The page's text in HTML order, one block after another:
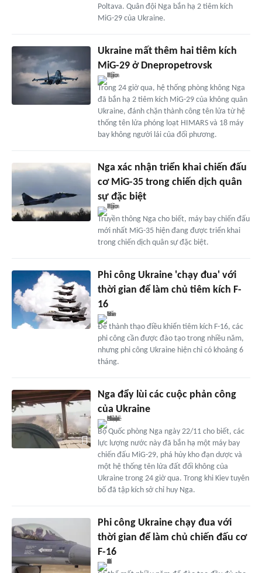
Poltava. Quân đội Nga bắn hạ 2 tiêm kích
MiG-29 của Ukraine.
Ukraine mất thêm hai tiêm kích
MiG-29 ở Dnepropetrovsk
Trong 24 giờ qua, hệ thống phòng không Nga
đã bắn hạ 2 tiêm kích MiG-29 của không quân
Ukraine, đánh chặn thành công tên lửa từ hệ
thống tên lửa phóng loạt HIMARS và 18 máy
bay không người lái của đối phương.
Nga xác nhận triển khai chiến đấu
cơ MiG-35 trong chiến dịch quân
sự đặc biệt
Truyền thông Nga cho biết, máy bay chiến đấu
mới nhất MiG-35 hiện đang được triển khai
trong chiến dịch quân sự đặc biệt.
Phi công Ukraine 'chạy đua' với
thời gian để làm chủ tiêm kích F-
16
Để thành thạo điều khiển tiêm kích F-16, các
phi công cần được đào tạo trong nhiều năm,
nhưng phi công Ukraine hiện chỉ có khoảng 6
tháng.
Nga đẩy lùi các cuộc phản công
của Ukraine
Bộ Quốc phòng Nga ngày 22/11 cho biết, các
lực lượng nước này đã bắn hạ một máy bay
chiến đấu MiG-29, phá hủy kho đạn dược và
một hệ thống tên lửa đất đối không của
Ukraine trong 24 giờ qua. Trong khi Kiev tuyên
bố đã tập kích sở chỉ huy Nga.
Phi công Ukraine chạy đua với
thời gian để làm chủ chiến đấu cơ
F-16